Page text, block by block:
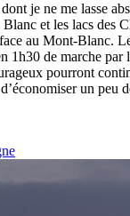
je ne me lasse
et les lacs des
au Mont-Blanc.
1h30 de marche par
pourront
un peu